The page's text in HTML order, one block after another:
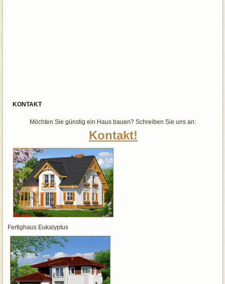
KONTAKT
Möchten Sie günstig ein Haus bauen? Schreiben Sie uns an:
Kontakt!
Fertighaus Eukalyptus